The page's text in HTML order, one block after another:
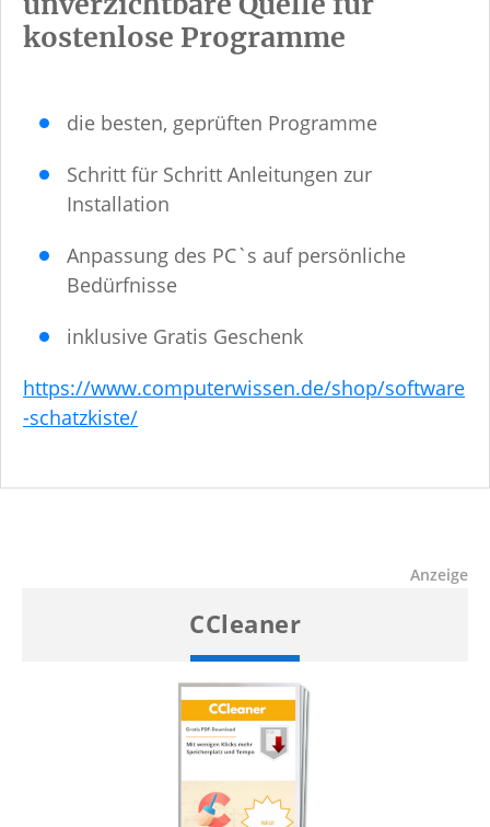
kostenlose Programme
die besten, geprüften Programme
Schritt für Schritt Anleitungen zur
Installation
Anpassung des PC`s auf persönliche
Bedürfnisse
inklusive Gratis Geschenk
https://www.computerwissen.de/shop/software
-schatzkiste/